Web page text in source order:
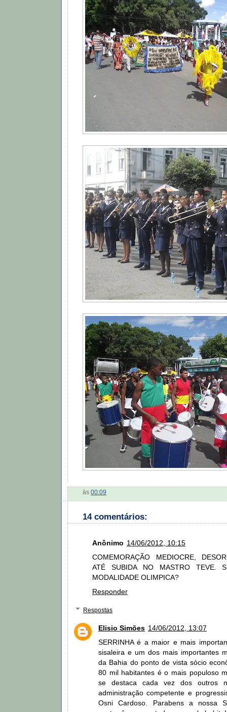
às 00:09
14 comentários:
Anônimo 14/06/2012, 10:15
COMEMORAÇÃO MEDIOCRE,
ATÉ SUBIDA NO MASTRO TEVE.
MODALIDADE OLIMPICA?
Responder
Respostas
Elisio Simões 14/06/2012, 13:07
SERRINHA é a maior e mais
sisaleira e um dos mais importantes
da Bahia do ponto de vista sócio
80 mil habitantes é o mais populoso
se destaca cada vez dos outros
administração competente e
Osni Cardoso. Parabens a nossa